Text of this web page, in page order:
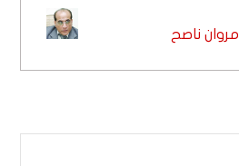
مروان ناصح